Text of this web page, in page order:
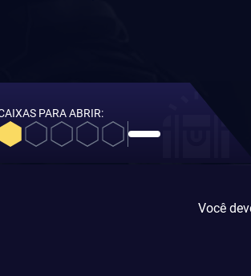
PARA ABRIR:
Você